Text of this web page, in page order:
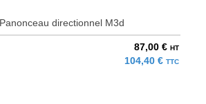
Panonceau directionnel M3d
87,00 € HT
104,40 € TTC